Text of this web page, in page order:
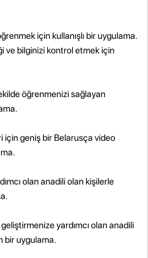
için kullanışlı bir uygulama.
ve bilginizi kontrol etmek için
öğrenmenizi sağlayan
için geniş bir Belarusça video
olan anadili olan kişilerle
yardımcı olan anadili
bir uygulama.